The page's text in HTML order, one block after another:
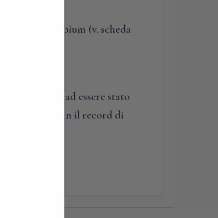
del Coenobium (v. scheda
e per moto ad essere stato
di F1 con il record di